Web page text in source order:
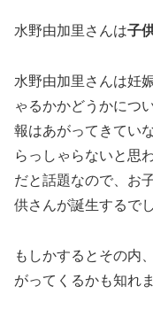
水野由加里さんは子
水野由加里さんは妊
ゃるかかどうかにつ
報はあがってきてい
らっしゃらないと思
だと話題なので、お
供さんが誕生するで
もしかするとその内
がってくるかも知れ